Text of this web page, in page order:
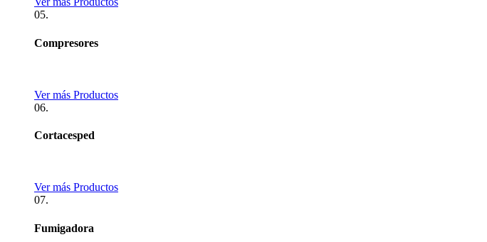
05.
Compresores
Ver más Productos
06.
Cortacesped
Ver más Productos
07.
Fumigadora